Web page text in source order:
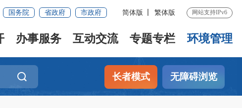
国务院 省政府 市政府 简体版 繁体版 网站支持IPv6
办事服务 互动交流 专题专栏 环境管理
长者模式 无障碍浏览